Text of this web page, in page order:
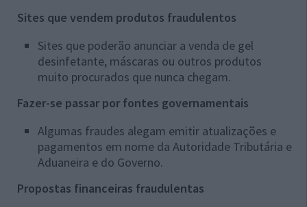
Sites que vendem produtos fraudulentos
Sites que poderão anunciar a venda de gel
desinfetante, máscaras ou outros produtos
muito procurados que nunca chegam.
Fazer-se passar por fontes governamentais
Algumas fraudes alegam emitir atualizações e
pagamentos em nome da Autoridade Tributária e
Aduaneira e do Governo.
Propostas financeiras fraudulentas